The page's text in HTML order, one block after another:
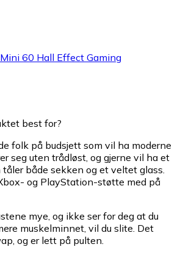
60 Hall Effect Gaming
best for?
folk på budsjett som vil ha moderne
seg uten trådløst, og gjerne vil ha et
både sekken og et veltet glass.
og PlayStation-støtte med på
mye, og ikke ser for deg at du
muskelminnet, vil du slite. Det
og er lett på pulten.